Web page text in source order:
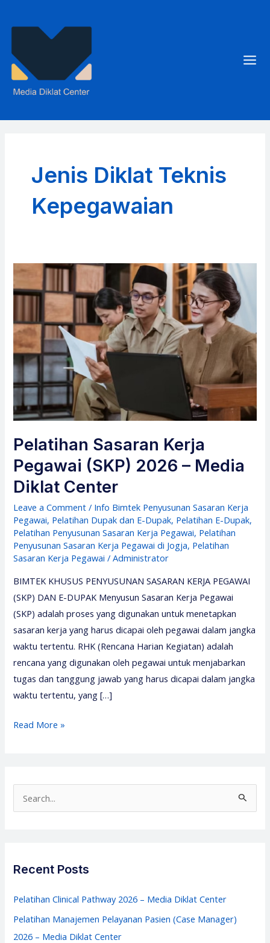
Jenis Diklat Teknis
Kepegawaian
Pelatihan Sasaran Kerja
Pegawai (SKP) 2026 – Media
Diklat Center
Leave a Comment / Info Bimtek Penyusunan Sasaran Kerja
Pegawai, Pelatihan Dupak dan E-Dupak, Pelatihan E-Dupak,
Pelatihan Penyusunan Sasaran Kerja Pegawai, Pelatihan
Penyusunan Sasaran Kerja Pegawai di Jogja, Pelatihan
Sasaran Kerja Pegawai /Administrator
BIMTEK KHUSUS PENYUSUNAN SASARAN KERJA PEGAWAI
(SKP) DAN E-DUPAK Menyusun Sasaran Kerja Pegawai
(SKP) adalah proses yang digunakan untuk menetapkan
sasaran kerja yang harus dicapai oleh pegawai dalam jangka
waktu tertentu. RHK (Rencana Harian Kegiatan) adalah
rencana yang digunakan oleh pegawai untuk menjabarkan
tugas dan tanggung jawab yang harus dicapai dalam jangka
waktu tertentu, yang […]
Pelatihan
2026
Center
Read More »
e
f
o
r
Recent Posts
Pelatihan Clinical Pathway 2026 – Media Diklat Center
Pelatihan Manajemen Pelayanan Pasien (Case Manager)
2026 – Media Diklat Center